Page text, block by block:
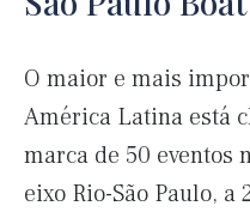
O maior e mais
América Latina está
marca de 50 eventos
eixo Rio-São Paulo, a